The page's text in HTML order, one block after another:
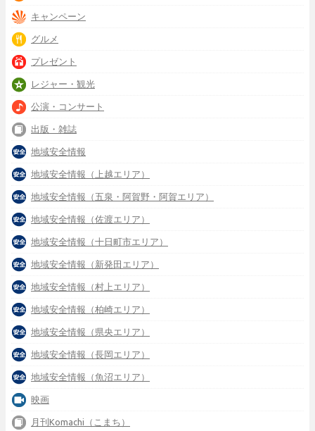
キャンペーン
グルメ
プレゼント
レジャー・観光
公演・コンサート
出版・雑誌
地域安全情報
地域安全情報（上越エリア）
地域安全情報（五泉・阿賀野・阿賀エリア）
地域安全情報（佐渡エリア）
地域安全情報（十日町市エリア）
地域安全情報（新発田エリア）
地域安全情報（村上エリア）
地域安全情報（柏崎エリア）
地域安全情報（県央エリア）
地域安全情報（長岡エリア）
地域安全情報（魚沼エリア）
映画
月刊Komachi（こまち）